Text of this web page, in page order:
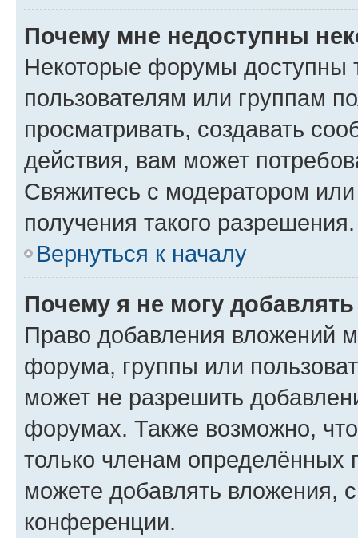
Почему мне недоступны
Некоторые форумы доступны
пользователям или группам
просматривать, создавать
действия, вам может
Свяжитесь с модератором
получения такого разрешения.
Вернуться к началу
Почему я не могу
Право добавления вложений
форума, группы или
может не разрешить
форумах. Также возможно,
только членам определённых
можете добавлять вложения,
конференции.